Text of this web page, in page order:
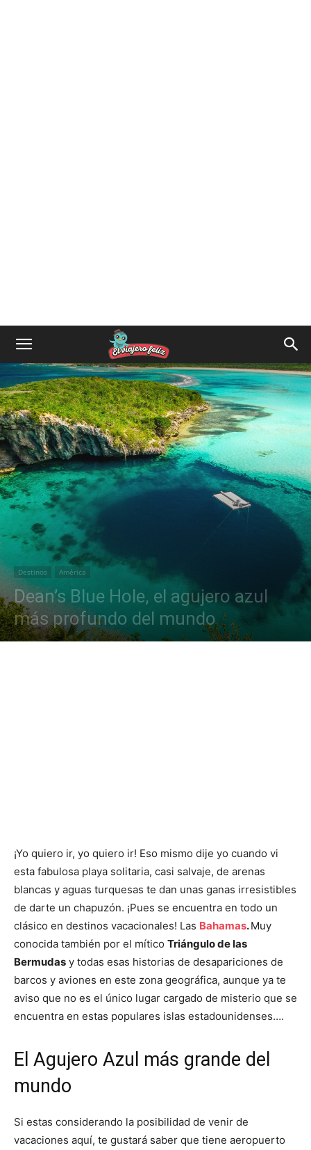
Destinos América
Dean’s Blue Hole, el agujero azul
más profundo del mundo
¡Yo quiero ir, yo quiero ir! Eso mismo dije yo cuando vi
esta fabulosa playa solitaria, casi salvaje, de arenas
blancas y aguas turquesas te dan unas ganas irresistibles
de darte un chapuzón. ¡Pues se encuentra en todo un
clásico en destinos vacacionales! Las Bahamas.Muy
conocida también por el mítico Triángulo de las
Bermudas y todas esas historias de desapariciones de
barcos y aviones en este zona geográfica, aunque ya te
aviso que no es el único lugar cargado de misterio que se
encuentra en estas populares islas estadounidenses….
El Agujero Azul más grande del
mundo
Si estas considerando la posibilidad de venir de
vacaciones aquí, te gustará saber que tiene aeropuerto